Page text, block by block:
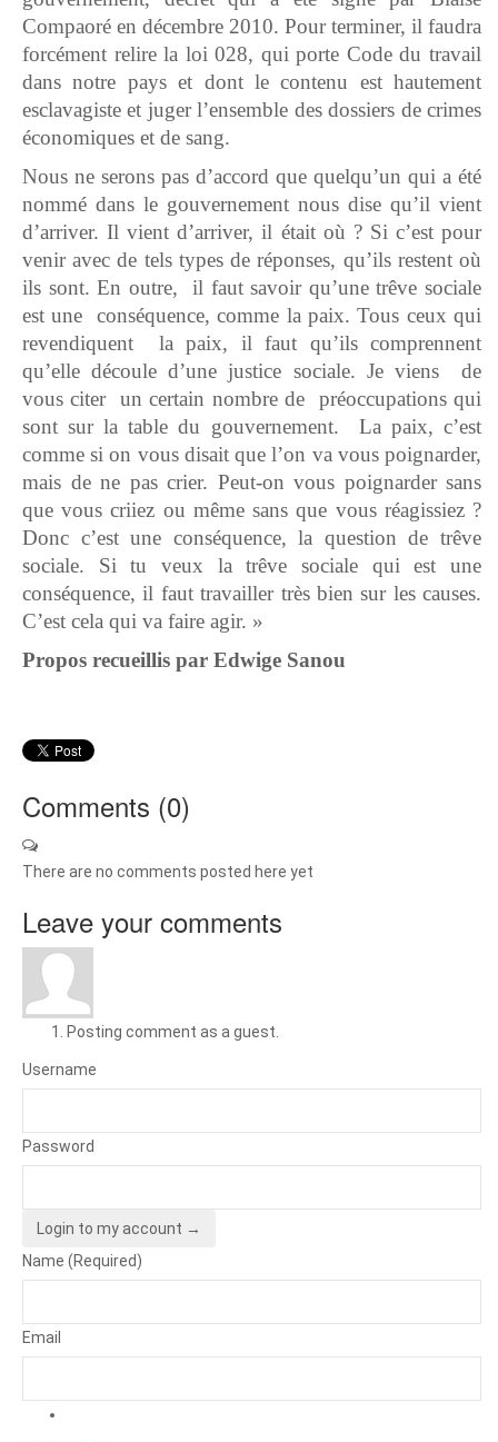
Compaoré en décembre 2010. Pour terminer, il faudra
forcément relire la loi 028, qui porte Code du travail
dans notre pays et dont le contenu est hautement
esclavagiste et juger l’ensemble des dossiers de crimes
économiques et de sang.
Nous ne serons pas d’accord que quelqu’un qui a été
nommé dans le gouvernement nous dise qu’il vient
d’arriver. Il vient d’arriver, il était où ? Si c’est pour
venir avec de tels types de réponses, qu’ils restent où
ils sont. En outre, il faut savoir qu’une trêve sociale
est une conséquence, comme la paix. Tous ceux qui
revendiquent la paix, il faut qu’ils comprennent
qu’elle découle d’une justice sociale. Je viens de
vous citer un certain nombre de préoccupations qui
sont sur la table du gouvernement. La paix, c’est
comme si on vous disait que l’on va vous poignarder,
mais de ne pas crier. Peut-on vous poignarder sans
que vous criiez ou même sans que vous réagissiez ?
Donc c’est une conséquence, la question de trêve
sociale. Si tu veux la trêve sociale qui est une
conséquence, il faut travailler très bien sur les causes.
C’est cela qui va faire agir. »
Propos recueillis par Edwige Sanou
Comments (0)
There are no comments posted here yet
Leave your comments
Posting comment as a guest.
Username
Password
Login to my account →
Name (Required)
Email